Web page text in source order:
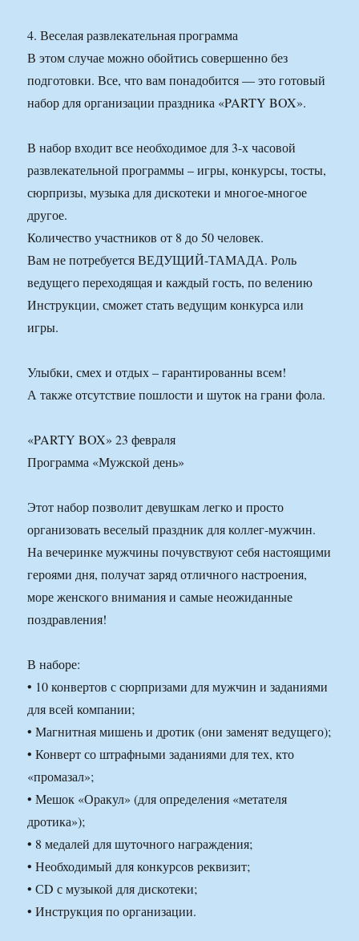
4. Веселая развлекательная программа
В этом случае можно обойтись совершенно без
подготовки. Все, что вам понадобится — это готовый
набор для организации праздника «PARTY BOX».
В набор входит все необходимое для 3-х часовой
развлекательной программы – игры, конкурсы, тосты,
сюрпризы, музыка для дискотеки и многое-многое
другое.
Количество участников от 8 до 50 человек.
Вам не потребуется ВЕДУЩИЙ-ТАМАДА. Роль
ведущего переходящая и каждый гость, по велению
Инструкции, сможет стать ведущим конкурса или
игры.
Улыбки, смех и отдых – гарантированны всем!
А также отсутствие пошлости и шуток на грани фола.
«PARTY BOX» 23 февраля
Программа «Мужской день»
Этот набор позволит девушкам легко и просто
организовать веселый праздник для коллег-мужчин.
На вечеринке мужчины почувствуют себя настоящими
героями дня, получат заряд отличного настроения,
море женского внимания и самые неожиданные
поздравления!
В наборе:
• 10 конвертов с сюрпризами для мужчин и заданиями
для всей компании;
• Магнитная мишень и дротик (они заменят ведущего);
• Конверт со штрафными заданиями для тех, кто
«промазал»;
• Мешок «Оракул» (для определения «метателя
дротика»);
• 8 медалей для шуточного награждения;
• Необходимый для конкурсов реквизит;
• СD с музыкой для дискотеки;
• Инструкция по организации.